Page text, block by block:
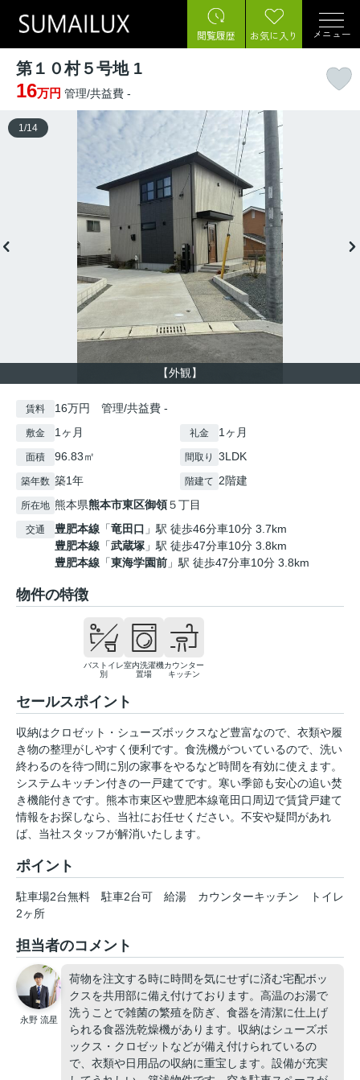
閲覧履歴 お気に入り メニュー
第１０村５号地 1
16万円 管理/共益費 -
【外観】
1 /14
賃料 16万円 管理/共益費 -
敷金 1ヶ月 礼金 1ヶ月
面積 96.83㎡ 間取り 3LDK
築年数 築1年 階建て 2階建
所在地 熊本県熊本市東区御領５丁目
交通 豊肥本線 「竜田口 」駅 徒歩46分車10分 3.7km
豊肥本線 「武蔵塚 」駅 徒歩47分車10分 3.8km
豊肥本線 「東海学園前 」駅 徒歩47分車10分 3.8km
物件の特徴
バストイレ
別
室内洗濯機
置場
カウンター
キッチン
セールスポイント
収納はクロゼット・シューズボックスなど豊富なので、衣類や履
き物の整理がしやすく便利です。食洗機がついているので、洗い
終わるのを待つ間に別の家事をやるなど時間を有効に使えます。
システムキッチン付きの一戸建てです。寒い季節も安心の追い焚
き機能付きです。熊本市東区や豊肥本線竜田口周辺で賃貸戸建て
情報をお探しなら、当社にお任せください。不安や疑問があれ
ば、当社スタッフが解消いたします。
ポイント
駐車場2台無料 駐車2台可 給湯 カウンターキッチン
トイレ
2ヶ所
担当者のコメント
永野 流星
荷物を注文する時に時間を気にせずに済む宅配ボッ
クスを共用部に備え付けております。高温のお湯で
洗うことで雑菌の繁殖を防ぎ、食器を清潔に仕上げ
られる食器洗乾燥機があります。収納はシューズボ
ックス・クロゼットなどが備え付けられているの
で、衣類や日用品の収納に重宝します。設備が充実